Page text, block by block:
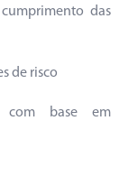
das
de risco
com base em